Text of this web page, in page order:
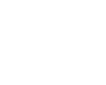
- 2006-2013